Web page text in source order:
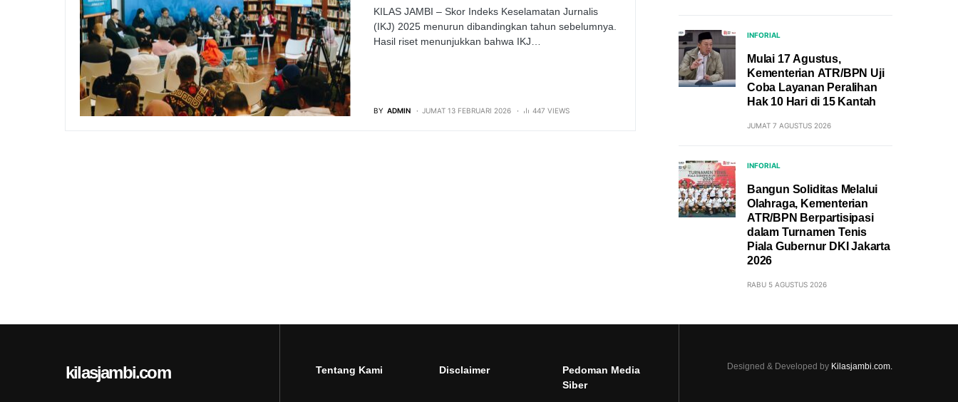
KILAS JAMBI – Skor Indeks Keselamatan Jurnalis
(IKJ) 2025 menurun dibandingkan tahun sebelumnya.
Hasil riset menunjukkan bahwa IKJ…
BY ADMIN JUMAT 13 FEBRUARI 2026 447 VIEWS
INFORIAL
Mulai 17 Agustus,
Kementerian ATR/BPN Uji
Coba Layanan Peralihan
Hak 10 Hari di 15 Kantah
JUMAT 7 AGUSTUS 2026
INFORIAL
Bangun Soliditas Melalui
Olahraga, Kementerian
ATR/BPN Berpartisipasi
dalam Turnamen Tenis
Piala Gubernur DKI Jakarta
2026
RABU 5 AGUSTUS 2026
kilasjambi.com Tentang Kami Disclaimer
Pedoman Media
Siber
Designed & Developed by Kilasjambi.com.